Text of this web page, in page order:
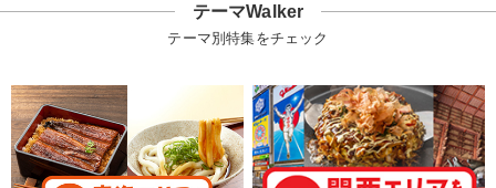
テーマWalker
テーマ別特集をチェック